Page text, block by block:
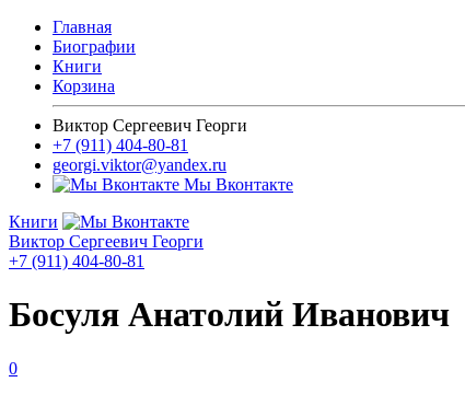
Главная
Биографии
Книги
Корзина
Виктор Сергеевич Георги
+7 (911) 404-80-81
georgi.viktor@yandex.ru
Мы Вконтакте
Книги
Виктор Сергеевич Георги
+7 (911) 404-80-81
Босуля Анатолий Иванович
0